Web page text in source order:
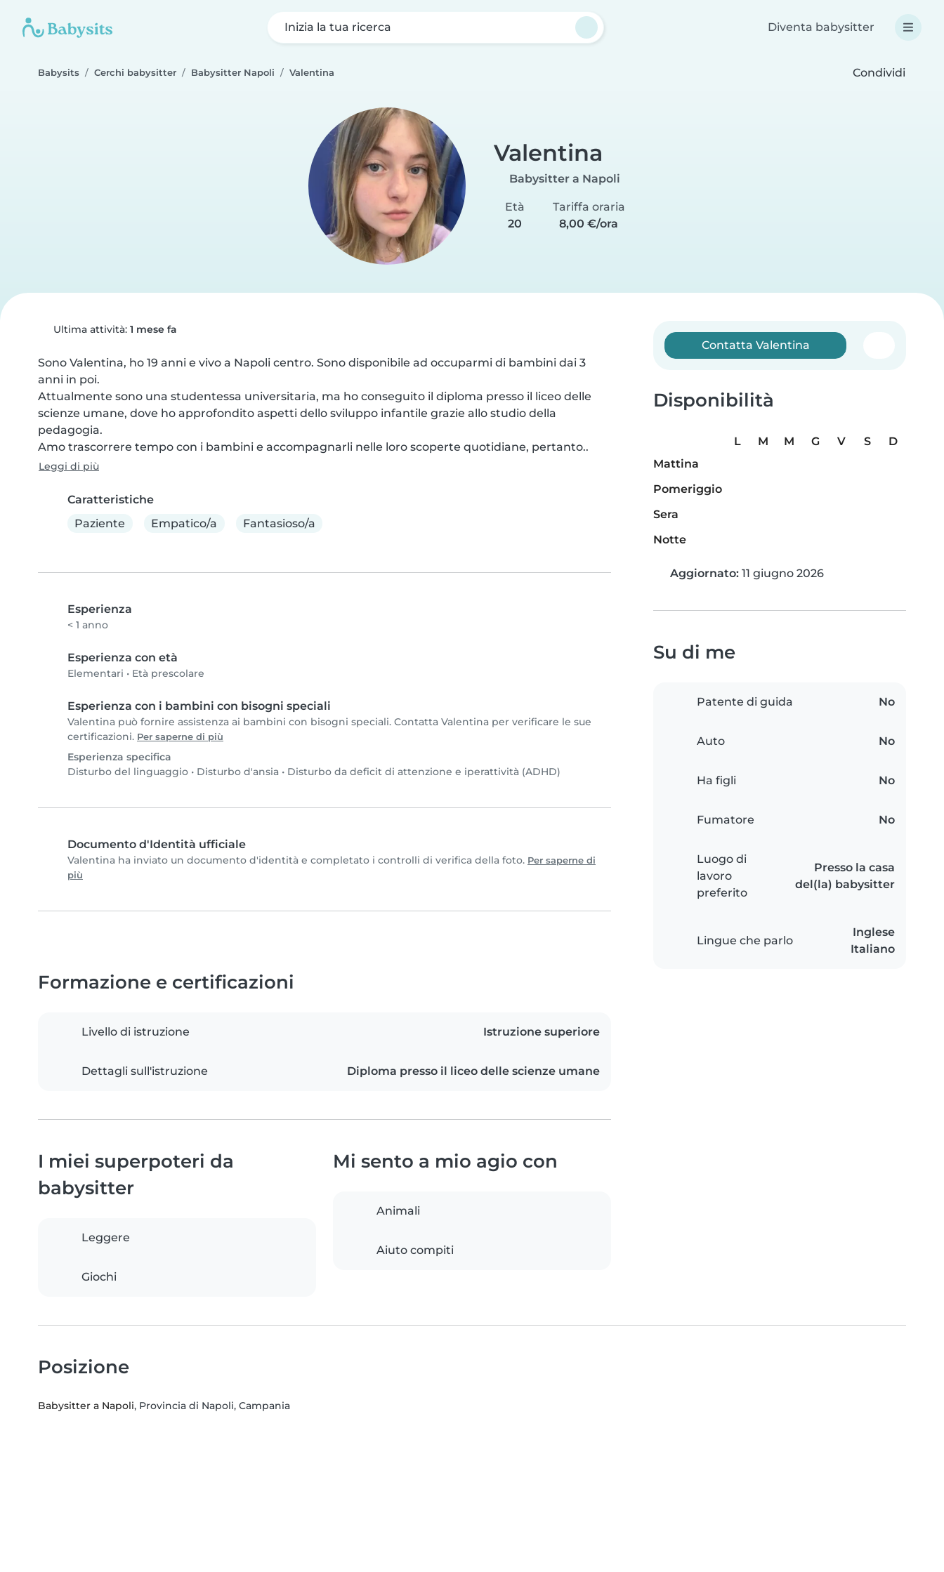
Inizia la tua ricerca Diventa babysitter
Babysits Cerchi babysitter Babysitter Napoli Valentina Condividi
Valentina
Babysitter a Napoli
Età
20
Tariffa oraria
8,00 €/ora
Ultima attività: 1 mese fa
Sono Valentina, ho 19 anni e vivo a Napoli centro. Sono disponibile ad occuparmi di bambini dai 3
anni in poi.
Attualmente sono una studentessa universitaria, ma ho conseguito il diploma presso il liceo delle
scienze umane, dove ho approfondito aspetti dello sviluppo infantile grazie allo studio della
pedagogia.
Amo trascorrere tempo con i bambini e accompagnarli nelle loro scoperte quotidiane, pertanto..
Leggi di più
Caratteristiche
Paziente
Empatico/a Fantasioso/a
Esperienza
< 1 anno
Esperienza con età
Elementari • Età prescolare
Esperienza con i bambini con bisogni speciali
Valentina può fornire assistenza ai bambini con bisogni speciali. Contatta Valentina per verificare le sue
certificazioni. Per saperne di più
Esperienza specifica
Disturbo del linguaggio • Disturbo d'ansia • Disturbo da deficit di attenzione e iperattività (ADHD)
Documento d'Identità ufficiale
Valentina ha inviato un documento d'identità e completato i controlli di verifica della foto. Per saperne di
più
Contatta Valentina
Disponibilità
L M M G V S
D
Mattina
Pomeriggio
Sera
Notte
Aggiornato: 11 giugno 2026
Su di me
Patente di guida No
Auto No
Ha figli No
Fumatore No
Luogo di
lavoro
preferito
Presso la casa
del(la) babysitter
Lingue che parlo
Inglese
Italiano
Formazione e certificazioni
Livello di istruzione Istruzione superiore
Dettagli sull'istruzione Diploma presso il liceo delle scienze umane
I miei superpoteri da
babysitter
Leggere
Giochi
Mi sento a mio agio con
Animali
Aiuto compiti
Posizione
Babysitter a Napoli, Provincia di Napoli, Campania